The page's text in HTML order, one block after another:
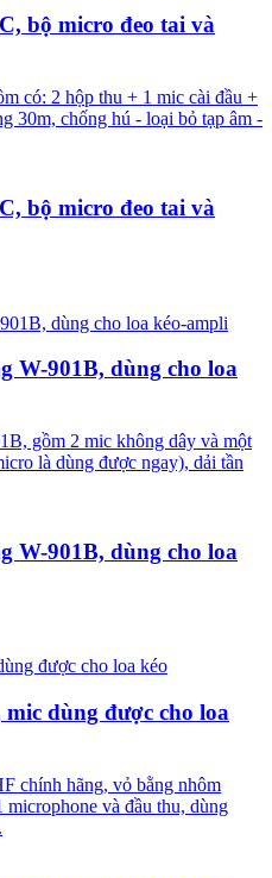
bộ micro đeo tai và
có: 2 hộp thu + 1 mic cài đầu +
30m, chống hú - loại bỏ tạp âm -
bộ micro đeo tai và
W-901B, dùng cho loa
gồm 2 mic không dây và một
là dùng được ngay), dải tần
W-901B, dùng cho loa
dùng được cho loa
chính hãng, vỏ bằng nhôm
và đầu thu, dùng